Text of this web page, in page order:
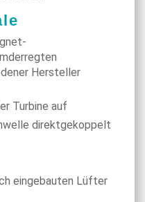
Hersteller
Turbine auf
direktgekoppelt
eingebauten Lüfter